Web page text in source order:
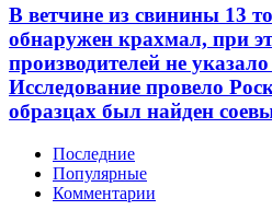
может
растянуться
на
долгие
годы.
из
свинины
13
торговых
марок
был
обнаружен
крахмал,
при
этом
В ветчине из свинины 13
обнаружен крахмал, при
производителей не
Исследование провело
образцах был найден
Последние
Популярные
Комментарии